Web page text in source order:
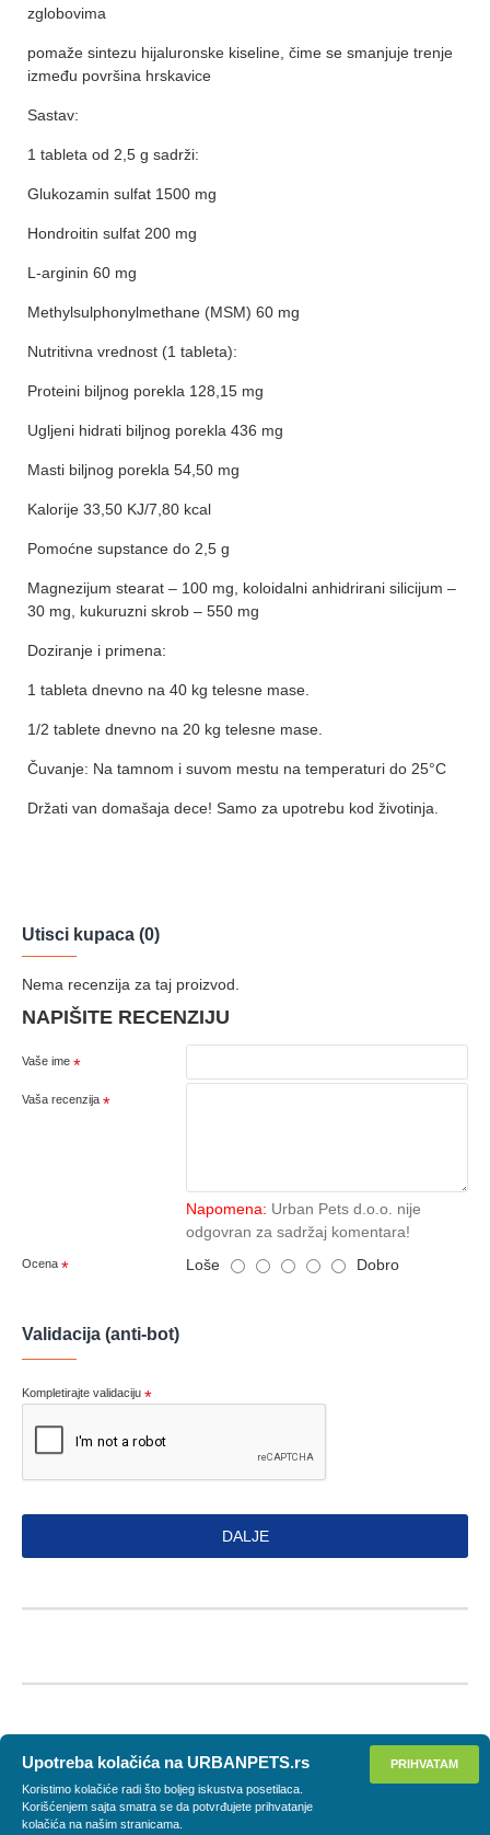
zglobovima
pomaže sintezu hijaluronske kiseline, čime se smanjuje trenje
između površina hrskavice
Sastav:
1 tableta od 2,5 g sadrži:
Glukozamin sulfat 1500 mg
Hondroitin sulfat 200 mg
L-arginin 60 mg
Methylsulphonylmethane (MSM) 60 mg
Nutritivna vrednost (1 tableta):
Proteini biljnog porekla 128,15 mg
Ugljeni hidrati biljnog porekla 436 mg
Masti biljnog porekla 54,50 mg
Kalorije 33,50 KJ/7,80 kcal
Pomoćne supstance do 2,5 g
Magnezijum stearat – 100 mg, koloidalni anhidrirani silicijum –
30 mg, kukuruzni skrob – 550 mg
Doziranje i primena:
1 tableta dnevno na 40 kg telesne mase.
1/2 tablete dnevno na 20 kg telesne mase.
Čuvanje: Na tamnom i suvom mestu na temperaturi do 25°C
Držati van domašaja dece! Samo za upotrebu kod životinja.
Utisci kupaca (0)
Nema recenzija za taj proizvod.
NAPIŠITE RECENZIJU
Vaše ime
Vaša recenzija
Napomena: Urban Pets d.o.o. nije
odgovran za sadržaj komentara!
Ocena Loše Dobro
Validacija (anti-bot)
Kompletirajte validaciju
DALJE
PRIHVATAM
Upotreba kolačića na URBANPETS.rs
Koristimo kolačiće radi što boljeg iskustva posetilaca.
Korišćenjem sajta smatra se da potvrđujete prihvatanje
kolačića na našim stranicama.